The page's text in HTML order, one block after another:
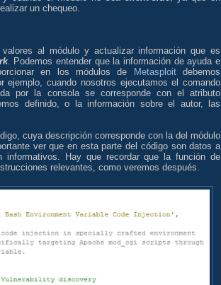
un chequeo.
al módulo y actualizar información que es
. Podemos entender que la información de ayuda e
en los módulos de
Metasploitdebemos
ejemplo, cuando nosotros ejecutamos el comando
por la consola se corresponde con el atributo
definido, o la información sobre el autor, las
cuya descripción corresponde con la del módulo
ver que en esta parte del código son datos a
informativos. Hay que recordar que la función de
relevantes, como veremos después.